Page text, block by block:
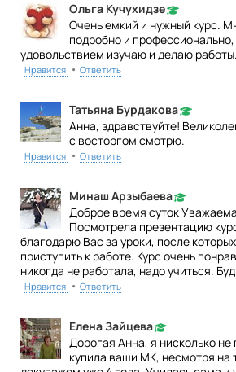
Ольга Кучухидзе
Очень емкий и нужный курс.
подробно и
удовольствием изучаю и делаю работы.
Нравится • Ответить
Татьяна Бурдакова
Анна, здравствуйте!
с восторгом смотрю.
Нравится • Ответить
Минаш Арзыбаева
Доброе время суток
Посмотрела презентацию
благодарю Вас за уроки, после
приступить к работе. Курс очень
никогда не работала, надо учиться.
Нравится • Ответить
Елена Зайцева
Дорогая Анна, я нисколько
купила ваши МК, несмотря на